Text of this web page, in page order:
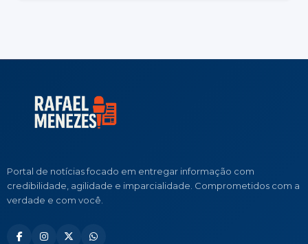
Portal de notícias focado em entregar informação com
credibilidade, agilidade e imparcialidade. Comprometidos com a
verdade e com você.